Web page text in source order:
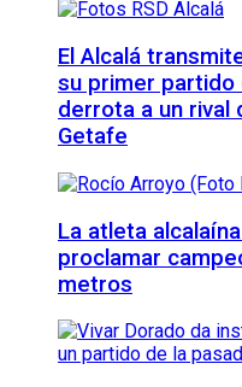
El Alcalá
su primer
derrota a un rival
Getafe
La atleta
proclamar
metros